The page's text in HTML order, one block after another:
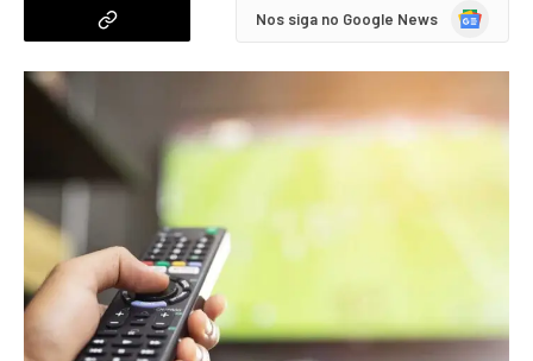
Nos siga no Google News
Google